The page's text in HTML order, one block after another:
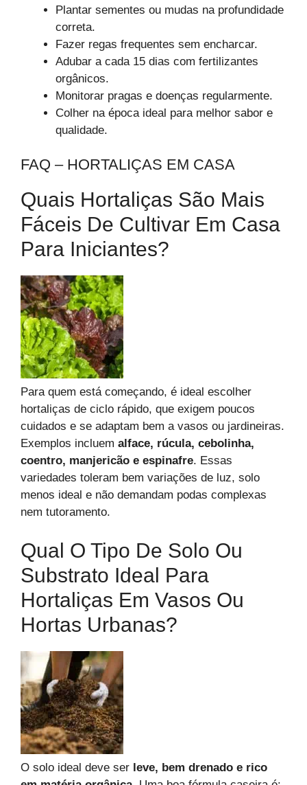
Plantar sementes ou mudas na profundidade
correta.
Fazer regas frequentes sem encharcar.
Adubar a cada 15 dias com fertilizantes
orgânicos.
Monitorar pragas e doenças regularmente.
Colher na época ideal para melhor sabor e
qualidade.
FAQ – HORTALIÇAS EM CASA
Quais Hortaliças São Mais
Fáceis De Cultivar Em Casa
Para Iniciantes?
Para quem está começando, é ideal escolher
hortaliças de ciclo rápido, que exigem poucos
cuidados e se adaptam bem a vasos ou jardineiras.
Exemplos incluem alface, rúcula, cebolinha,
coentro, manjericão e espinafre. Essas
variedades toleram bem variações de luz, solo
menos ideal e não demandam podas complexas
nem tutoramento.
Qual O Tipo De Solo Ou
Substrato Ideal Para
Hortaliças Em Vasos Ou
Hortas Urbanas?
O solo ideal deve ser leve, bem drenado e rico